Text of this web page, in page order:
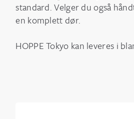
standard. Velger du også
en komplett dør.
HOPPE Tokyo kan leveres i